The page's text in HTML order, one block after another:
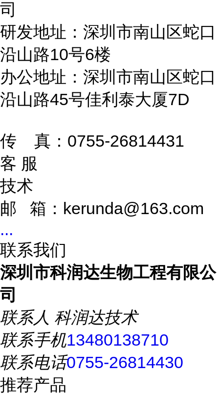
司
研发地址：深圳市南山区蛇口
沿山路10号6楼
办公地址：深圳市南山区蛇口
沿山路45号佳利泰大厦7D
传 真：0755-26814431
客 服
技术
邮 箱：kerunda@163.com
...
联系我们
深圳市科润达生物工程有限公
司
联系人 科润达技术
联系手机13480138710
联系电话0755-26814430
推荐产品